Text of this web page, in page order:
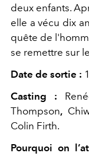
deux enfants.
elle a vécu dix
quête de
se remettre sur
Date de sortie :
Casting :
Thompson,
Colin Firth.
Pourquoi on